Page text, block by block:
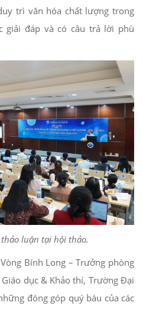
trì văn hóa chất lượng trong
giải đáp và có câu trả lời phù
luận tại hội thảo.
Bính Long – Trưởng phòng
dục & Khảo thí, Trường Đại
đóng góp quý báu của các